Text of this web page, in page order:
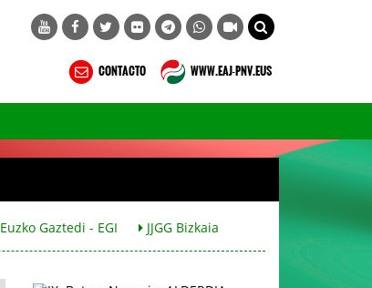
CONTACTO WWW.EAJ-PNV.EUS
Euzko Gaztedi - EGI JJGG Bizkaia